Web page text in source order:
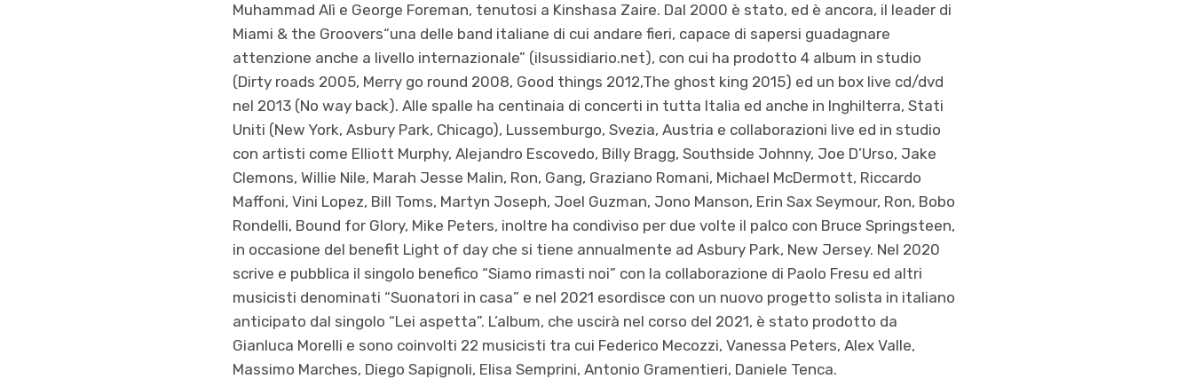
Muhammad Alì e George Foreman, tenutosi a Kinshasa Zaire. Dal 2000 è stato, ed è ancora, il leader di
Miami & the Groovers“una delle band italiane di cui andare fieri, capace di sapersi guadagnare
attenzione anche a livello internazionale” (ilsussidiario.net), con cui ha prodotto 4 album in studio
(Dirty roads 2005, Merry go round 2008, Good things 2012,The ghost king 2015) ed un box live cd/dvd
nel 2013 (No way back). Alle spalle ha centinaia di concerti in tutta Italia ed anche in Inghilterra, Stati
Uniti (New York, Asbury Park, Chicago), Lussemburgo, Svezia, Austria e collaborazioni live ed in studio
con artisti come Elliott Murphy, Alejandro Escovedo, Billy Bragg, Southside Johnny, Joe D’Urso, Jake
Clemons, Willie Nile, Marah Jesse Malin, Ron, Gang, Graziano Romani, Michael McDermott, Riccardo
Maffoni, Vini Lopez, Bill Toms, Martyn Joseph, Joel Guzman, Jono Manson, Erin Sax Seymour, Ron, Bobo
Rondelli, Bound for Glory, Mike Peters, inoltre ha condiviso per due volte il palco con Bruce Springsteen,
in occasione del benefit Light of day che si tiene annualmente ad Asbury Park, New Jersey. Nel 2020
scrive e pubblica il singolo benefico “Siamo rimasti noi” con la collaborazione di Paolo Fresu ed altri
musicisti denominati “Suonatori in casa” e nel 2021 esordisce con un nuovo progetto solista in italiano
anticipato dal singolo “Lei aspetta”. L’album, che uscirà nel corso del 2021, è stato prodotto da
Gianluca Morelli e sono coinvolti 22 musicisti tra cui Federico Mecozzi, Vanessa Peters, Alex Valle,
Massimo Marches, Diego Sapignoli, Elisa Semprini, Antonio Gramentieri, Daniele Tenca.